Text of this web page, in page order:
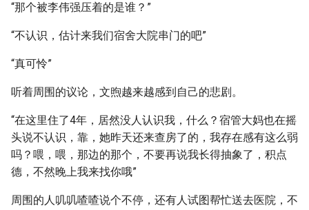
“那个被李伟强压着的是谁？”
“不认识，估计来我们宿舍大院串门的吧”
“真可怜”
听着周围的议论，文煦越来越感到自己的悲剧。
“在这里住了4年，居然没人认识我，什么？宿管大妈也在摇
头说不认识，靠，她昨天还来查房了的，我存在感有这么弱
吗？喂，喂，那边的那个，不要再说我长得抽象了，积点
德，不然晚上我来找你哦”
周围的人叽叽喳喳说个不停，还有人试图帮忙送去医院，不